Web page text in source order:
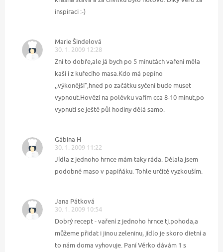
inspiraci :-)
Marie Šindelová
30. 1. 2009 12:28
Zní to dobře,ale já bych po 5 minutách vaření měla
kaši i z kuřecího masa.Kdo má pepíno
,,výkonější",hned po začátku syčení bude muset
vypnout.Hovězí na polévku vařím cca 8-10 minut,po
vypnutí se ještě půl hodiny dělá samo.
Gábina H
30. 1. 2009 11:22
Jídla z jednoho hrnce mám taky ráda. Dělala jsem
podobné maso v papiňáku. Tohle určitě vyzkouším.
Jana Pátková
30. 1. 2009 10:54
Dobrý recept - vaření z jednoho hrnce tj.pohoda,a
můžeme přidat i jinou zeleninu, jídlo je skoro dietní a
to nám doma vyhovuje. Paní Věrko dávám 1 s